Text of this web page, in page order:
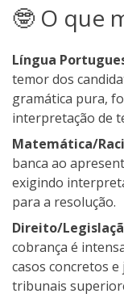
🤓 O que
Língua
temor dos
gramática pura,
interpretação de
Matemática/
banca ao
exigindo
para a resolução.
Direito/
cobrança é
casos concretos
tribunais